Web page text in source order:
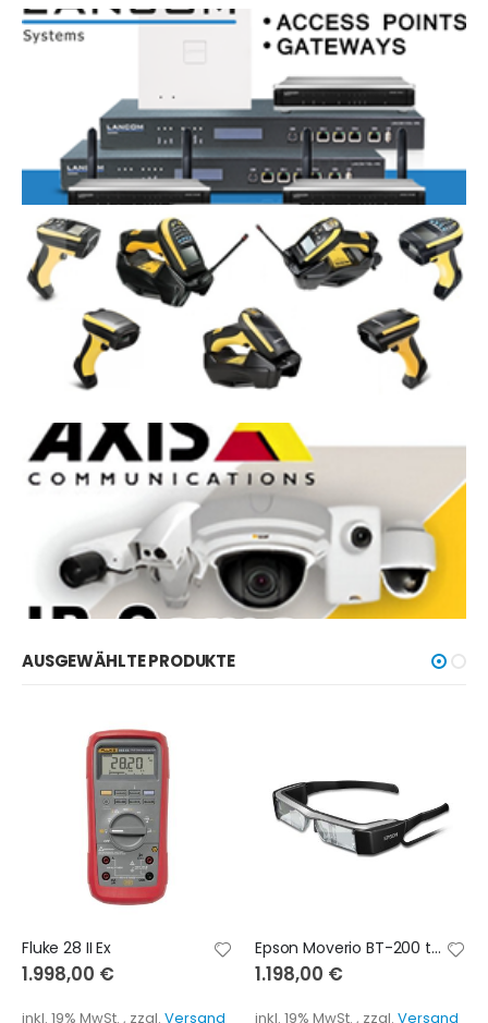
AUSGEWÄHLTE PRODUKTE
Fluke 28 II Ex
1.998,00 €
inkl. 19% MwSt. , zzgl. Versand
Epson Moverio BT-200 test
1.198,00 €
inkl. 19% MwSt. , zzgl. Versand